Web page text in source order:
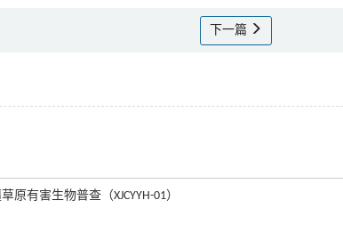
下一篇
有害生物普查（XJCYYH-01）